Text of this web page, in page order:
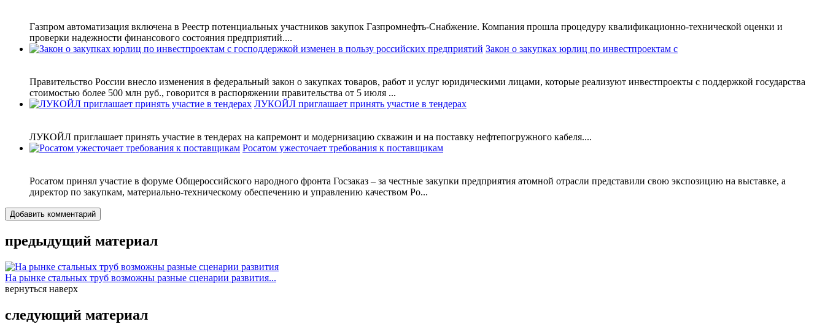
Газпром автоматизация включена в Реестр потенциальных участников закупок Газпромнефть-Снабжение. Компания прошла процедуру квалификационно-технической оценки и
проверки надежности финансового состояния предприятий....
Закон о закупках юрлиц по инвестпроектам с
Правительство России внесло изменения в федеральный закон о закупках товаров, работ и услуг юридическими лицами, которые реализуют инвестпроекты с поддержкой государства
стоимостью более 500 млн руб., говорится в распоряжении правительства от 5 июля ...
ЛУКОЙЛ приглашает принять участие в тендерах
ЛУКОЙЛ приглашает принять участие в тендерах на капремонт и модернизацию скважин и на поставку нефтепогружного кабеля....
Росатом ужесточает требования к поставщикам
Росатом принял участие в форуме Общероссийского народного фронта Госзаказ – за честные закупки предприятия атомной отрасли представили свою экспозицию на выставке, а
директор по закупкам, материально-техническому обеспечению и управлению качеством Ро...
Добавить комментарий
предыдущий материал
На рынке стальных труб возможны разные сценарии развития...
вернуться наверх
следующий материал